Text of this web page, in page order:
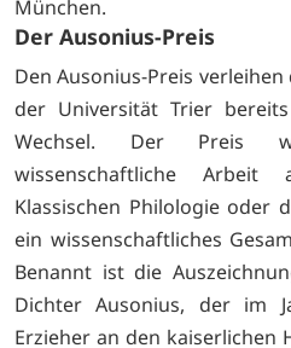
München.
Der Ausonius-Preis
Den Ausonius-Preis
der Universität Trier
Wechsel. Der Preis
wissenschaftliche
Klassischen Philologie oder
ein wissenschaftliches
Benannt ist die
Dichter Ausonius, der im
Erzieher an den kaiserlichen